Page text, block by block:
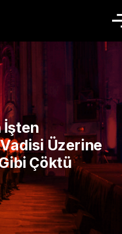
İşten
Üzerine
Çöktü